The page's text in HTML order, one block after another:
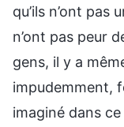
qu’ils n’ont pas
n’ont pas peur
gens, il y a
impudemment,
imaginé dans